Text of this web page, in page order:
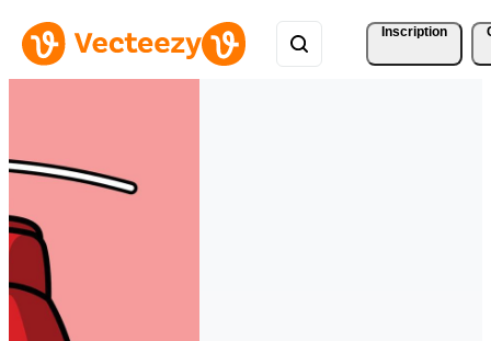
Inscription